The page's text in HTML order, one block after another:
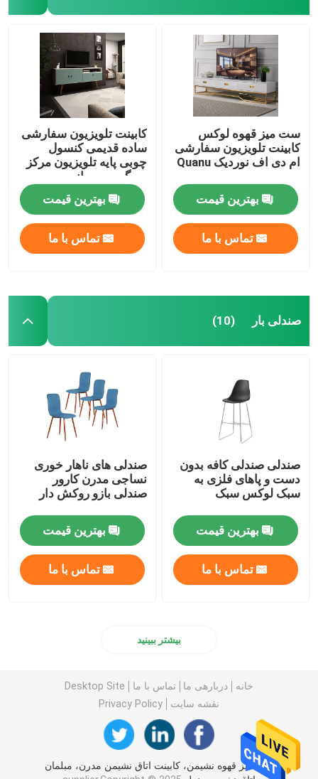
ست میز قهوه لوکس
کابینت تلویزیون سفارشی
ام دی اف نوردیک Quanu
بهترین قیمت
تماس با ما
کابینت تلویزیون سفارشی
ساده قدیمی کنسول
چوبی پایه تلویزیون مرکز
سرگرمی رسانه
بهترین قیمت
تماس با ما
صندلی بار (10)
صندلی صندلی کافه بدون
دست و پاهای فلزی به
سبک لوکس سبک
بهترین قیمت
تماس با ما
صندلی های ناهار خوری
نساجی مدرن کارور
صندلی بازو روکش دار
بهترین قیمت
تماس با ما
بیشتر ببینید
خانه دربارهی ما تماس با ما
Desktop Site
نقشه سایت
Privacy Policy
چین میز قهوه نشیمن، کابینت اتاق نشیمن مدرن، مبلمان